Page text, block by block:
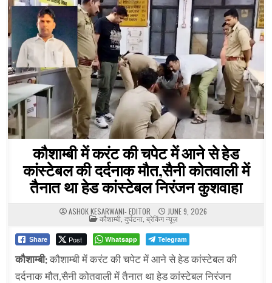
कौशाम्बी में करंट की चपेट में आने से हेड
कांस्टेबल की दर्दनाक मौत,सैनी कोतवाली में
तैनात था हेड कांस्टेबल निरंजन कुशवाहा
ASHOK KESARWANI- EDITOR JUNE 9, 2026
POSTED
IN
कौशाम्बी, दुर्घटना, ब्रेकिंग न्यूज़
Share Post Whatsapp Telegram
कौशाम्बी:कौशाम्बी में करंट की चपेट में आने से हेड कांस्टेबल की
दर्दनाक मौत,सैनी कोतवाली में तैनात था हेड कांस्टेबल निरंजन